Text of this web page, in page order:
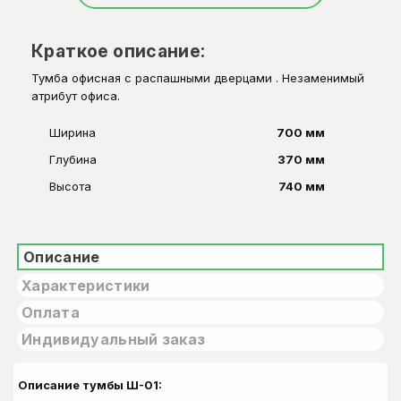
Краткое описание:
Тумба офисная с распашными дверцами . Незаменимый
атрибут офиса.
Ширина
700 мм
Глубина
370 мм
Высота
740 мм
Описание
Характеристики
Оплата
Индивидуальный заказ
Описание тумбы Ш-01: